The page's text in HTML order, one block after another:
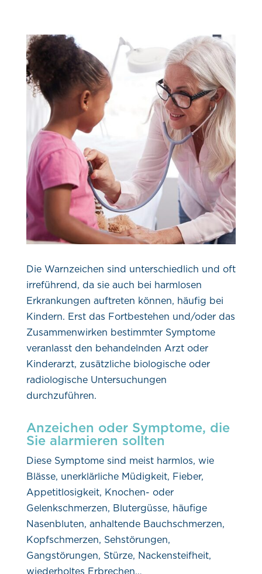
Die Warnzeichen sind unterschiedlich und oft
irreführend, da sie auch bei harmlosen
Erkrankungen auftreten können, häufig bei
Kindern. Erst das Fortbestehen und/oder das
Zusammenwirken bestimmter Symptome
veranlasst den behandelnden Arzt oder
Kinderarzt, zusätzliche biologische oder
radiologische Untersuchungen
durchzuführen.
Anzeichen oder Symptome, die
Sie alarmieren sollten
Diese Symptome sind meist harmlos, wie
Blässe, unerklärliche Müdigkeit, Fieber,
Appetitlosigkeit, Knochen- oder
Gelenkschmerzen, Blutergüsse, häufige
Nasenbluten, anhaltende Bauchschmerzen,
Kopfschmerzen, Sehstörungen,
Gangstörungen, Stürze, Nackensteifheit,
wiederholtes Erbrechen…